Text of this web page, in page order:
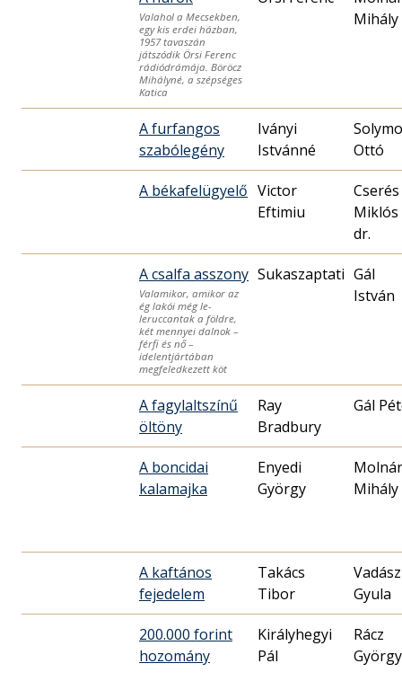
Valahol a Mecsekben,
egy kis erdei házban,
1957 tavaszán
játszódik Örsi Ferenc
rádiódrámája. Böröcz
Mihályné, a szépséges
Katica
Mihály
A furfangos
szabólegény
Iványi
Istvánné
Ottó
A békafelügyelő Victor
Eftimiu
Cserés
Miklós
dr.
A csalfa asszony
Valamikor, amikor az
ég lakói még le-
leruccantak a földre,
két mennyei dalnok –
férfi és nő –
idelentjártában
megfeledkezett köt
Sukaszaptati Gál
István
A fagylaltszínű
öltöny
Ray
Bradbury
Gál
A boncidai
kalamajka
Enyedi
György
Molnár
Mihály
A kaftános
fejedelem
Takács
Tibor
Vadász
Gyula
200.000 forint
hozomány
Királyhegyi
Pál
Rácz
György